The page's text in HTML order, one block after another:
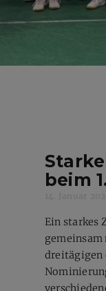
beim
Ein starkes
gemeinsam
dreitägigen